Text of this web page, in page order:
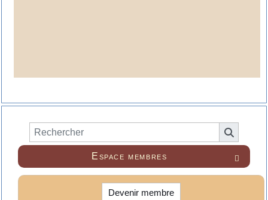

Espace membres
Devenir membre